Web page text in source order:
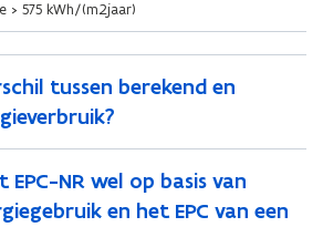
> 575 kWh/(m2jaar)
tussen berekend en
NR wel op basis van
en het EPC van een